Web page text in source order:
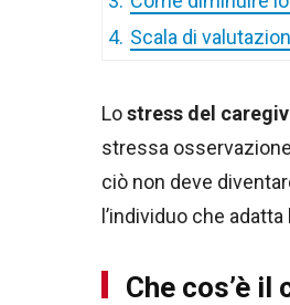
4. Scala di
Lostress del
stressa
ciò non deve
l’individuo che
Che cos’è